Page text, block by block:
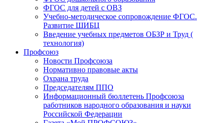
ФГОС для детей с ОВЗ
Учебно-методическое сопровождение ФГОС.
Развитие ШИБЦ
Введение учебных предметов ОБЗР и Труд (
технология)
Профсоюз
Новости Профсоюза
Нормативно правовые акты
Охрана труда
Председателям ППО
Информационный бюллетень Профсоюза
работников народного образования и науки
Российской Федерации